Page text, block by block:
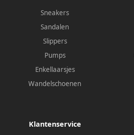
Sneakers
Sandalen
Slippers
Pumps
Enkellaarsjes
Wandelschoenen
Klantenservice